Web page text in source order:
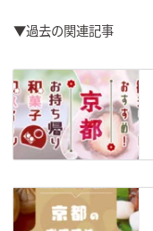
▼過去の関連記事